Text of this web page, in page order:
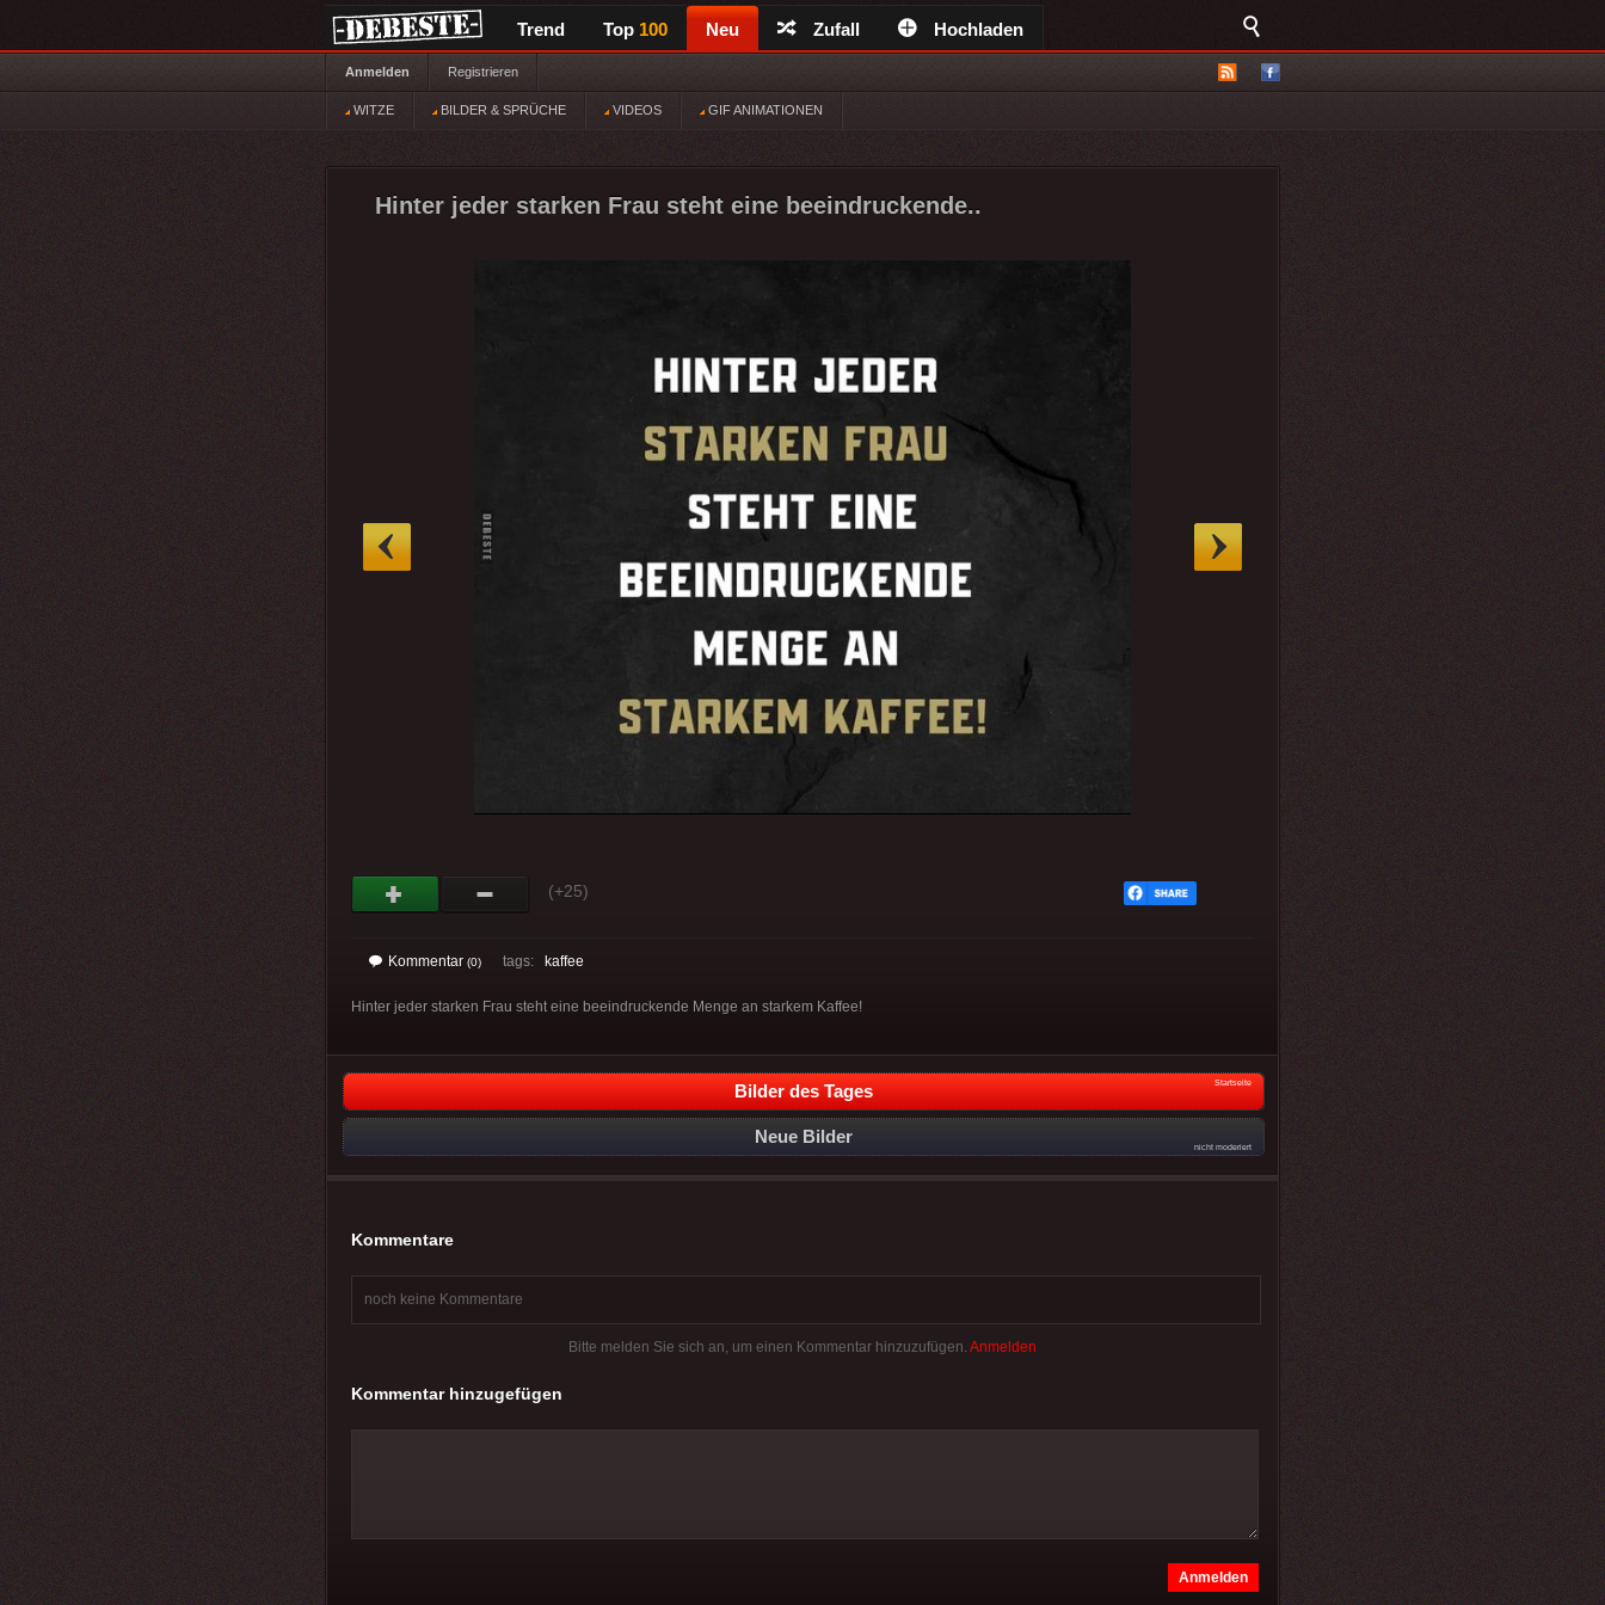
Trend Top 100 Neu Zufall Hochladen
Anmelden Registrieren
WITZE BILDER & SPRÜCHE VIDEOS GIF ANIMATIONEN
Hinter jeder starken Frau steht eine beeindruckende..
(+25)
Kommentar (0) tags: kaffee
Hinter jeder starken Frau steht eine beeindruckende Menge an starkem Kaffee!
Bilder des Tages Startseite
Neue Bilder
nicht moderiert
Kommentare
noch keine Kommentare
Bitte melden Sie sich an, um einen Kommentar hinzuzufügen. Anmelden
Kommentar hinzugefügen